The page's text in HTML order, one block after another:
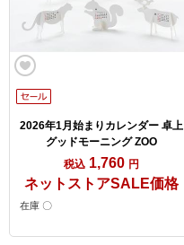
2026年1月始まりカレンダー 卓上
グッドモーニング ZOO
税込 1,760 円
ネットストアSALE価格
在庫 〇